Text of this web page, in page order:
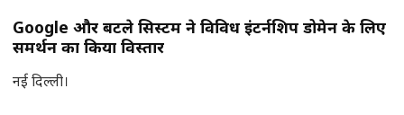
Google और बेंटले सिस्टम ने विविध इंटर्नशिप डोमेन के लिए
समर्थन का किया विस्तार
नई दिल्ली।